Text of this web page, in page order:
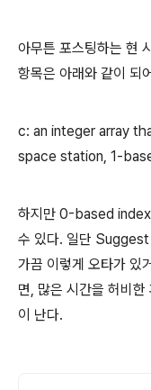
아무튼 포스팅하는 현
항목은 아래와 같이 되
c: an integer array
space station, 1-
하지만 0-based
수 있다. 일단
가끔 이렇게 오타가 있
면, 많은 시간을 허비
이 난다.